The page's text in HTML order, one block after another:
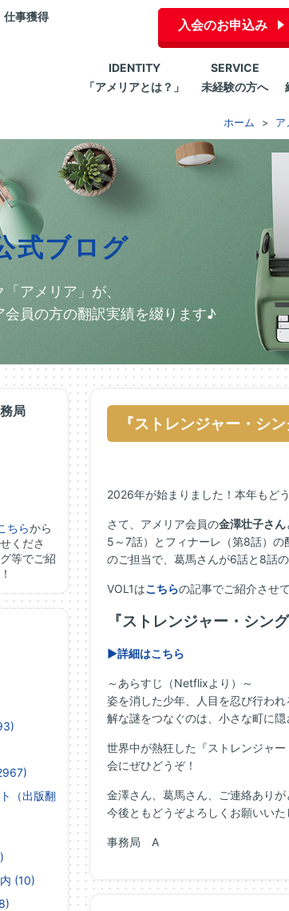
仕事獲得
入会のお申込み
IDENTITY
「アメリアとは？」
SERVICE
未経験の方へ
ホーム ア
式ブログ
アメリア」が、
会員の方の翻訳実績を綴ります♪
『ストレンジャー・シ
2026年が始まりました！本年もど
さて、アメリア会員の金澤壮子さん
5～7話）とフィナーレ（第8話）
のご担当で、葛馬さんが6話と8話
VOL1はこちらの記事でご紹介させ
『ストレンジャー・シン
▶詳細はこちら
～あらすじ（Netflixより）～
姿を消した少年、人目を忍び行わ
解な謎をつなぐのは、小さな町に隠
世界中が熱狂した『ストレンジャ
会にぜひどうぞ！
金澤さん、葛馬さん、ご連絡ありが
今後ともどうぞよろしくお願いいた
事務局 A
局
ちらから
くださ
等でご紹
（出版翻
(10)